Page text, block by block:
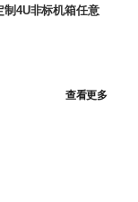
制4U非标机箱任意
查看更多